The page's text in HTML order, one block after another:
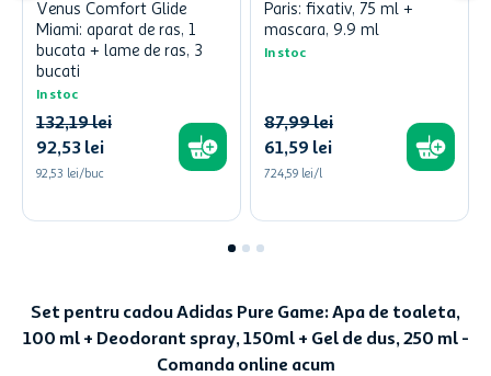
Venus Comfort Glide
Miami: aparat de ras, 1
bucata + lame de ras, 3
bucati
In stoc
92,53 lei
132,19lei
92,53 lei/buc
Paris: fixativ, 75 ml +
mascara, 9.9 ml
In stoc
61,59 lei
87,99lei
724,59 lei/l
Set pentru cadou Adidas Pure Game: Apa de toaleta,
100 ml + Deodorant spray, 150ml + Gel de dus, 250 ml -
Comanda online acum